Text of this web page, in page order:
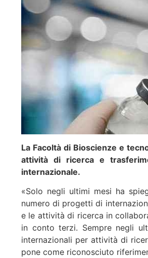
La Facoltà di Bioscienze e
attività di ricerca e
internazionale.
«Solo negli ultimi mesi ha
numero di progetti di
e le attività di ricerca in
in conto terzi. Sempre negli
internazionali per attività di
pone come riconosciuto